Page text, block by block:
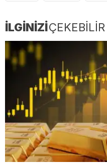
İLGİNİZİÇEKEBİLİR